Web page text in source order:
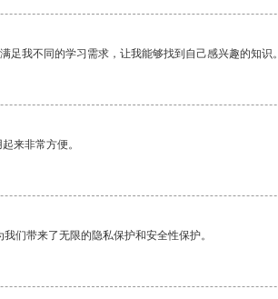
足我不同的学习需求，让我能够找到自己感兴趣的知识。
来非常方便。
们带来了无限的隐私保护和安全性保护。